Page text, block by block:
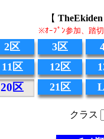
【
※ｵｰﾌﾟﾝ参加、踏
2区 3区
11区 12区
20区 21区
クラス